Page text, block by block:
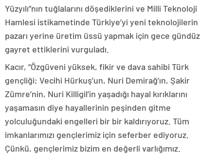
Yüzyılı”nın tuğlalarını döşediklerini ve Milli Teknoloji
Hamlesi istikametinde Türkiye’yi yeni teknolojilerin
pazarı yerine üretim üssü yapmak için gece gündüz
gayret ettiklerini vurguladı.
Kacır, “Özgüveni yüksek, fikir ve dava sahibi Türk
gençliği; Vecihi Hürkuş’un, Nuri Demirağ’ın, Şakir
Zümre’nin, Nuri Killigil’in yaşadığı hayal kırıklarını
yaşamasın diye hayallerinin peşinden gitme
yolculuğundaki engelleri bir bir kaldırıyoruz. Tüm
imkanlarımızı gençlerimiz için seferber ediyoruz.
Çünkü, gençlerimiz bizim en değerli varlığımız.